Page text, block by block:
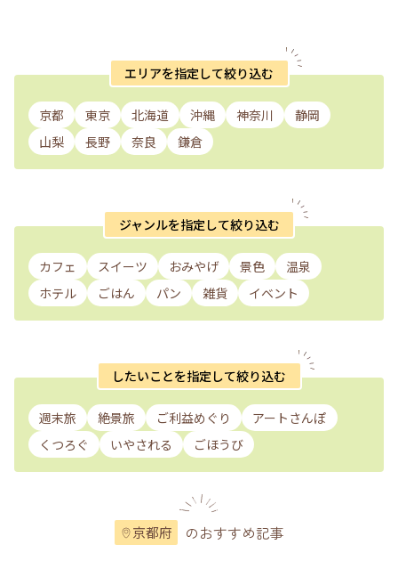
エリアを指定して絞り込む
京都 東京 北海道 沖縄 神奈川
静岡
山梨
長野 奈良 鎌倉
ジャンルを指定して絞り込む
カフェ スイーツ おみやげ 景色
温泉
ホテル
ごはん パン 雑貨 イベント
したいことを指定して絞り込む
週末旅 絶景旅 ご利益めぐり
アートさんぽ
くつろぐ
いやされる ごほうび
京都府 のおすすめ記事